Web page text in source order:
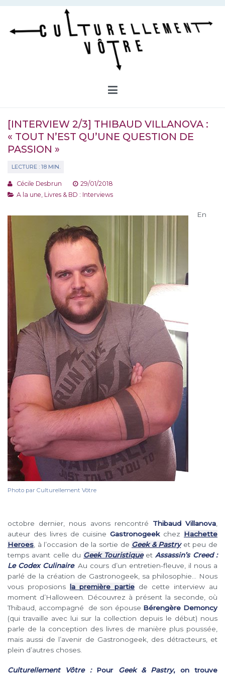
Aller
contenu
[INTERVIEW 2/3] THIBAUD VILLANOVA :
« TOUT N’EST QU’UNE QUESTION DE
PASSION »
Cécile Desbrun
29/01/2018
A la une Livres & BD : Interviews
Photo par Culturellement Vôtre
En
octobre dernier, nous avons rencontré Thibaud Villanova
auteur des livres de cuisineGastronogeekchez Hachette
Heroes , à l’occasion de la sortie de Geek & Pastryet peu de
temps avant celle du Geek TouristiqueetAssassin’s Creed :
Le Codex Culinaire. Au cours d’un entretien-fleuve, il nous a
parlé de la création de Gastronogeek, sa philosophie… Nous
vous proposions la première partie de cette interview au
moment d’Halloween. Découvrez à présent la seconde, où
Thibaud, accompagné de son épouse Bérengère Demoncy
(qui travaille avec lui sur la collection depuis le début) nous
parle de la conception des livres de manière plus poussée,
mais aussi de l’avenir de Gastronogeek, des détracteurs, et
plein d’autres choses.
Culturellement Vôtre :Pour Geek & Pastry, on trouve